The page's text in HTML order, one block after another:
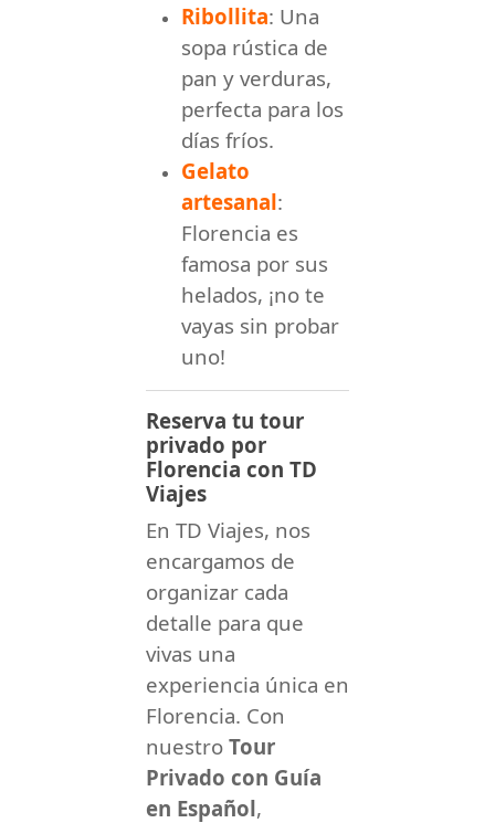
Ribollita: Una
sopa rústica de
pan y verduras,
perfecta para los
días fríos.
Gelato
artesanal:
Florencia es
famosa por sus
helados, ¡no te
vayas sin probar
uno!
Reserva tu tour
privado por
Florencia con TD
Viajes
En TD Viajes, nos
encargamos de
organizar cada
detalle para que
vivas una
experiencia única en
Florencia. Con
nuestro Tour
Privado con Guía
en Español,